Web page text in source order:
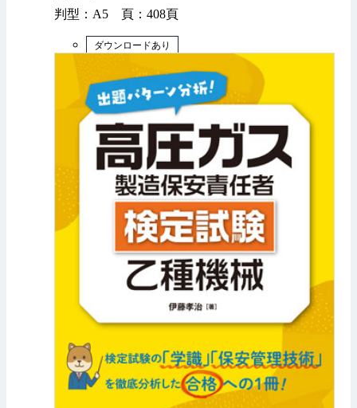
判型：A5 頁：408頁
ダウンロードあり